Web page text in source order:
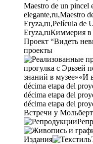
Maestro de un pincel
elegante,ru,Maestro
Eryza,ru,Película de
Eryza,ruКиммерия в
Проект “Видеть
проекты
прогулка с Эрьзей
знаний в музее»«И
décima etapa del
décima etapa del
décima etapa del
Встречи у
Издания